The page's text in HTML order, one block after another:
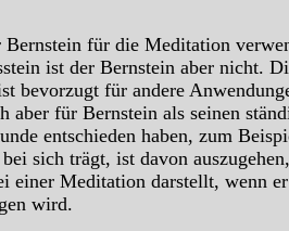
für die Meditation
ist der Bernstein aber nicht.
bevorzugt für andere
aber für Bernstein als seinen
entschieden haben, zum
sich trägt, ist davon
einer Meditation darstellt, wenn
wird.